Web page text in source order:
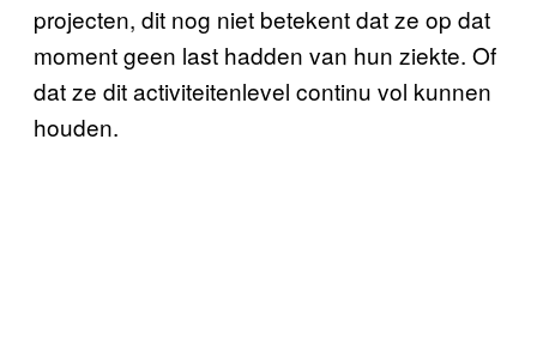
projecten, dit nog niet betekent dat ze op dat
moment geen last hadden van hun ziekte. Of
dat ze dit activiteitenlevel continu vol kunnen
houden.